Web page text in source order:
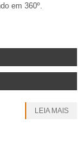
em 360º.
LEIA MAIS